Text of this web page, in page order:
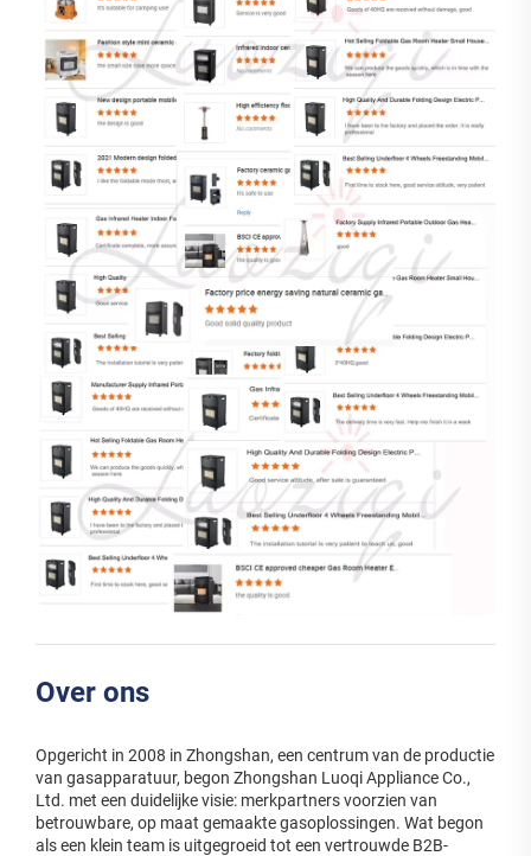
Over ons
Opgericht in 2008 in Zhongshan, een centrum van de productie
van gasapparatuur, begon Zhongshan Luoqi Appliance Co.,
Ltd. met een duidelijke visie: merkpartners voorzien van
betrouwbare, op maat gemaakte gasoplossingen. Wat begon
als een klein team is uitgegroeid tot een vertrouwde B2B-